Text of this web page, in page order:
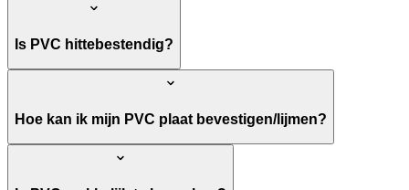
Is PVC hittebestendig?
Hoe kan ik mijn PVC plaat bevestigen/lijmen?